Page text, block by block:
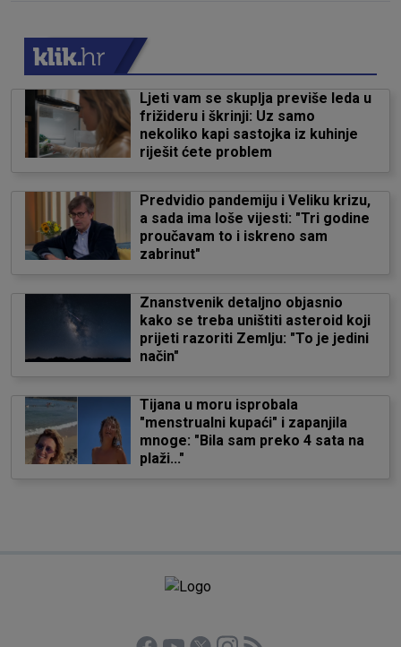
Ljeti vam se skuplja previše leda u
frižideru i škrinji: Uz samo
nekoliko kapi sastojka iz kuhinje
riješit ćete problem
Predvidio pandemiju i Veliku krizu,
a sada ima loše vijesti: "Tri godine
proučavam to i iskreno sam
zabrinut"
Znanstvenik detaljno objasnio
kako se treba uništiti asteroid koji
prijeti razoriti Zemlju: "To je jedini
način"
Tijana u moru isprobala
"menstrualni kupaći" i zapanjila
mnoge: "Bila sam preko 4 sata na
plaži..."